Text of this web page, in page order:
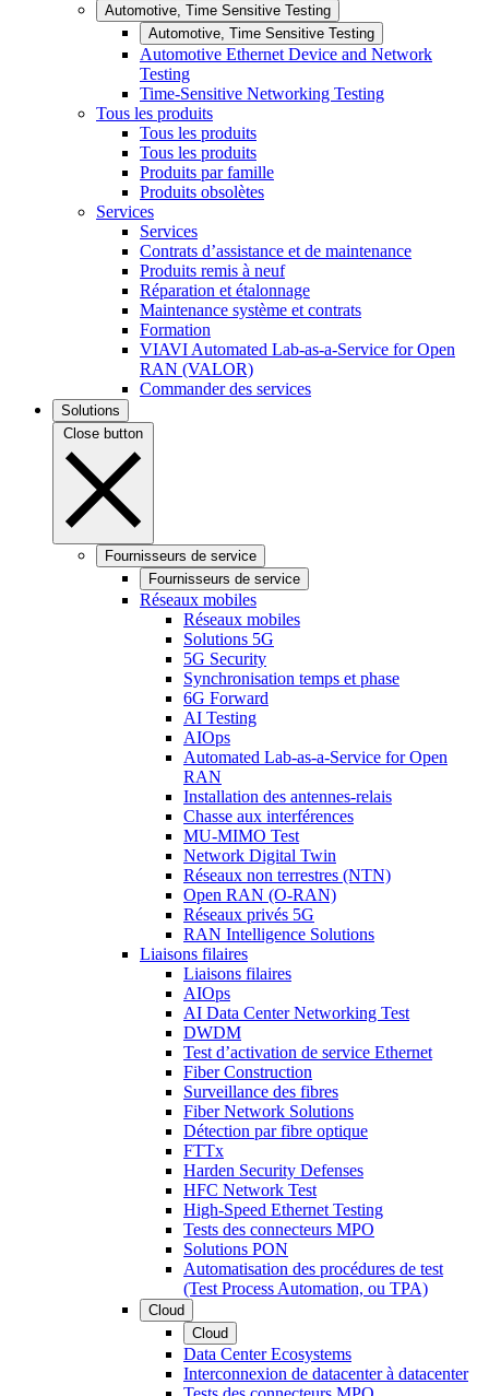
Automotive, Time Sensitive Testing
Automotive, Time Sensitive Testing
Automotive Ethernet Device and Network
Testing
Time-Sensitive Networking Testing
Tous les produits
Tous les produits
Tous les produits
Produits par famille
Produits obsolètes
Services
Services
Contrats d’assistance et de maintenance
Produits remis à neuf
Réparation et étalonnage
Maintenance système et contrats
Formation
VIAVI Automated Lab-as-a-Service for Open
RAN (VALOR)
Commander des services
Solutions
Close button
Fournisseurs de service
Fournisseurs de service
Réseaux mobiles
Réseaux mobiles
Solutions 5G
5G Security
Synchronisation temps et phase
6G Forward
AI Testing
AIOps
Automated Lab-as-a-Service for Open
RAN
Installation des antennes-relais
Chasse aux interférences
MU-MIMO Test
Network Digital Twin
Réseaux non terrestres (NTN)
Open RAN (O-RAN)
Réseaux privés 5G
RAN Intelligence Solutions
Liaisons filaires
Liaisons filaires
AIOps
AI Data Center Networking Test
DWDM
Test d’activation de service Ethernet
Fiber Construction
Surveillance des fibres
Fiber Network Solutions
Détection par fibre optique
FTTx
Harden Security Defenses
HFC Network Test
High-Speed Ethernet Testing
Tests des connecteurs MPO
Solutions PON
Automatisation des procédures de test
(Test Process Automation, ou TPA)
Cloud
Cloud
Data Center Ecosystems
Interconnexion de datacenter à datacenter